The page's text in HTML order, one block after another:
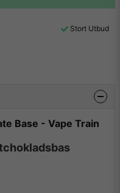
Stort Utbud
Base - Vape Train